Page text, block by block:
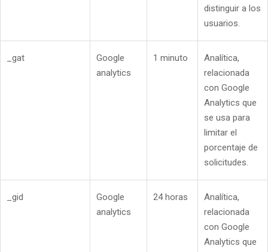
distinguir a los
usuarios.
_gat
Google
analytics
1 minuto
Analítica,
relacionada
con Google
Analytics que
se usa para
limitar el
porcentaje de
solicitudes.
_gid
Google
analytics
24 horas
Analítica,
relacionada
con Google
Analytics que